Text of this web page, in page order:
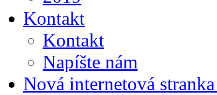
Kontakt
Kontakt
Napíšte nám
Nová internetová